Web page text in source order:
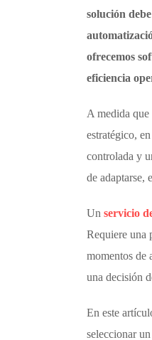
solución
ofrecemos
eficiencia
A medida que
estratégico,
controlada y
de adaptarse,
Un servicio
Requiere una
momentos de
una decisión
En este
seleccionar